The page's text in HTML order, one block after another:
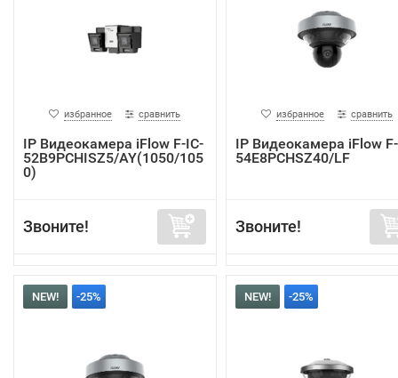
избранное сравнить
IP Видеокамера iFlow F-IC-
52B9PCHISZ5/AY(1050/105
0)
Звоните!
избранное сравнить
IP Видеокамера iFlow
54E8PCHSZ40/LF
Звоните!
NEW! -25% NEW! -25%